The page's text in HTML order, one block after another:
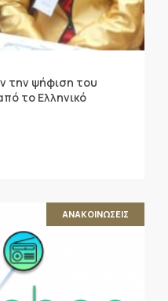
την ψήφιση του
το Ελληνικό
ΑΝΑΚΟΙΝΩΣΕΙΣ